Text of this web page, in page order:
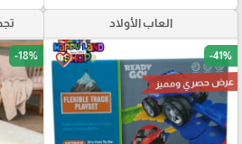
العاب الأولاد
favorite_border -41%
عرض حصري ومميز
-18%